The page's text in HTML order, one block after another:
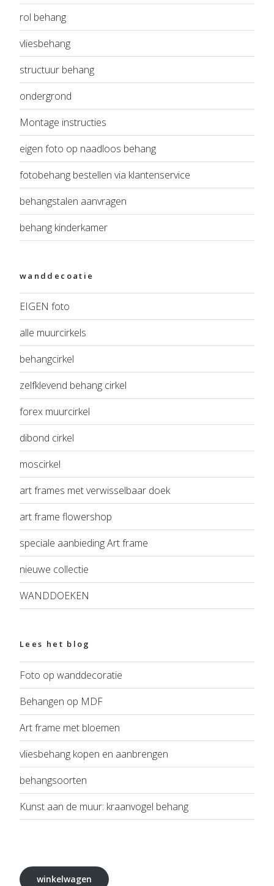
rol behang
vliesbehang
structuur behang
ondergrond
Montage instructies
eigen foto op naadloos behang
fotobehang bestellen via klantenservice
behangstalen aanvragen
behang kinderkamer
wanddecoatie
EIGEN foto
alle muurcirkels
behangcirkel
zelfklevend behang cirkel
forex muurcirkel
dibond cirkel
moscirkel
art frames met verwisselbaar doek
art frame flowershop
speciale aanbieding Art frame
nieuwe collectie
WANDDOEKEN
Lees het blog
Foto op wanddecoratie
Behangen op MDF
Art frame met bloemen
vliesbehang kopen en aanbrengen
behangsoorten
Kunst aan de muur: kraanvogel behang
winkelwagen